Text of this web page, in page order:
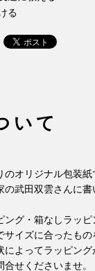
る
いて
のオリジナル包装紙
の武田双雲さんに書
ング・箱なしラッピ
サイズに合ったもの
よってラッピング
せくださいませ。